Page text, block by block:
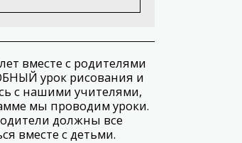
вместе с родителями
урок рисования и
с нашими учителями,
мы проводим уроки.
должны все
вместе с детьми.